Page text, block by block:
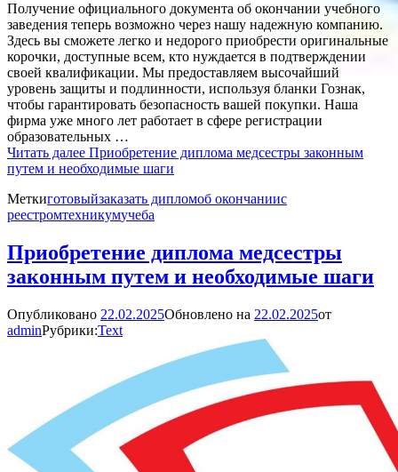
Получение официального документа об окончании учебного
заведения теперь возможно через нашу надежную компанию.
Здесь вы сможете легко и недорого приобрести оригинальные
корочки, доступные всем, кто нуждается в подтверждении
своей квалификации. Мы предоставляем высочайший
уровень защиты и подлинности, используя бланки Гознак,
чтобы гарантировать безопасность вашей покупки. Наша
фирма уже много лет работает в сфере регистрации
образовательных …
Читать далее Приобретение диплома медсестры законным
путем и необходимые шаги
Меткиготовыйзаказать дипломоб окончаниис
реестромтехникумучеба
Приобретение диплома медсестры
законным путем и необходимые шаги
Опубликовано 22.02.2025Обновлено на 22.02.2025от
adminРубрики:Text